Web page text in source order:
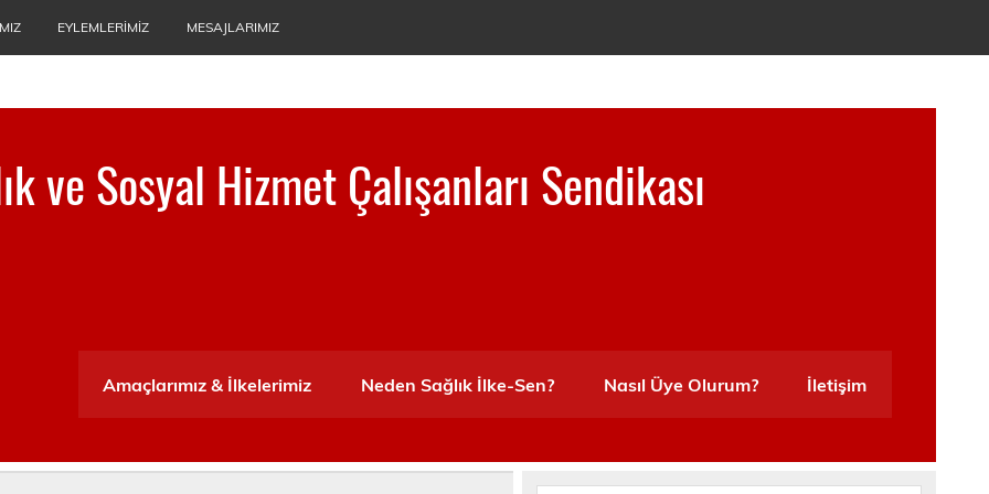
EYLEMLERIMIZ MESAJLARIMIZ
ve Sosyal Hizmet Çalışanları Sendikası
Amaçlarımız & İlkelerimiz
Neden Sağlık İlke-Sen? Nasıl Üye Olurum? İletişim